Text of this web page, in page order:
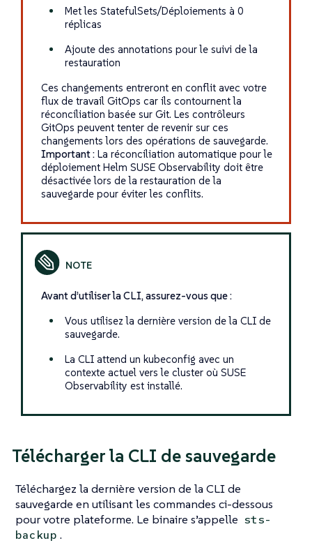
Met les StatefulSets/Déploiements à 0
réplicas
Ajoute des annotations pour le suivi de la
restauration
Ces changements entreront en conflit avec votre
flux de travail GitOps car ils contournent la
réconciliation basée sur Git. Les contrôleurs
GitOps peuvent tenter de revenir sur ces
changements lors des opérations de sauvegarde.
Important :La réconciliation automatique pour le
déploiement Helm SUSE Observability doit être
désactivée lors de la restauration de la
sauvegarde pour éviter les conflits.
Avant d’utiliser la CLI, assurez-vous que :
Vous utilisez la dernière version de la CLI de
sauvegarde.
La CLI attend un kubeconfig avec un
contexte actuel vers le cluster où SUSE
Observability est installé.
Télécharger la CLI de sauvegarde
Téléchargez la dernière version de la CLI de
sauvegarde en utilisant les commandes ci-dessous
pour votre plateforme. Le binaire s’appelle sts-
backup .